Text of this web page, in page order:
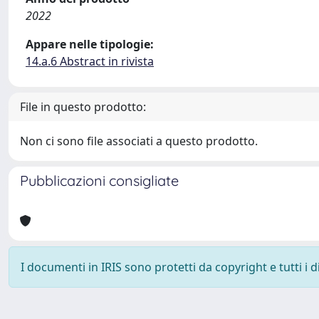
2022
Appare nelle tipologie:
14.a.6 Abstract in rivista
File in questo prodotto:
Non ci sono file associati a questo prodotto.
Pubblicazioni consigliate
I documenti in IRIS sono protetti da copyright e tutti i